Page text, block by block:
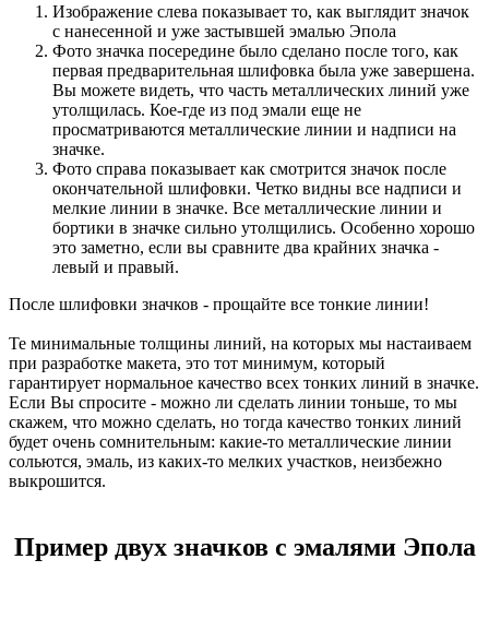
Изображение слева показывает то, как выглядит значок
с нанесенной и уже застывшей эмалью Эпола
Фото значка посередине было сделано после того, как
первая предварительная шлифовка была уже завершена.
Вы можете видеть, что часть металлических линий уже
утолщилась. Кое-где из под эмали еще не
просматриваются металлические линии и надписи на
значке.
Фото справа показывает как смотрится значок после
окончательной шлифовки. Четко видны все надписи и
мелкие линии в значке. Все металлические линии и
бортики в значке сильно утолщились. Особенно хорошо
это заметно, если вы сравните два крайних значка -
левый и правый.
После шлифовки значков - прощайте все тонкие линии!
Те минимальные толщины линий, на которых мы настаиваем
при разработке макета, это тот минимум, который
гарантирует нормальное качество всех тонких линий в значке.
Если Вы спросите - можно ли сделать линии тоньше, то мы
скажем, что можно сделать, но тогда качество тонких линий
будет очень сомнительным: какие-то металлические линии
сольются, эмаль, из каких-то мелких участков, неизбежно
выкрошится.
Пример двух значков с эмалями Эпола